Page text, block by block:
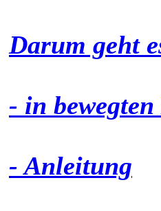
Darum geht
- in
- Anleitung